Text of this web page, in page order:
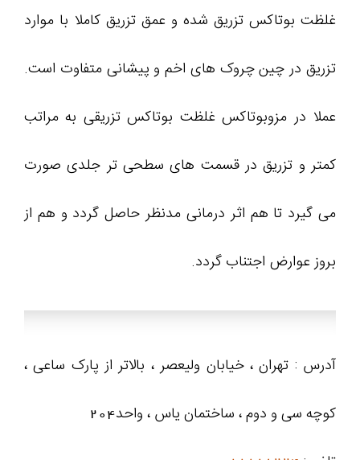
غلظت بوتاکس تزریق شده و عمق تزریق کاملا با موارد
تزریق در چین چروک های اخم و پیشانی متفاوت است.
عملا در مزوبوتاکس غلظت بوتاکس تزریقی به مراتب
کمتر و تزریق در قسمت های سطحی تر جلدی صورت
می گیرد تا هم اثر درمانی مدنظر حاصل گردد و هم از
بروز عوارض اجتناب گردد.
آدرس : تهران ، خیابان ولیعصر ، بالاتر از پارک ساعی ،
کوچه سی و دوم ، ساختمان یاس ، واحد204